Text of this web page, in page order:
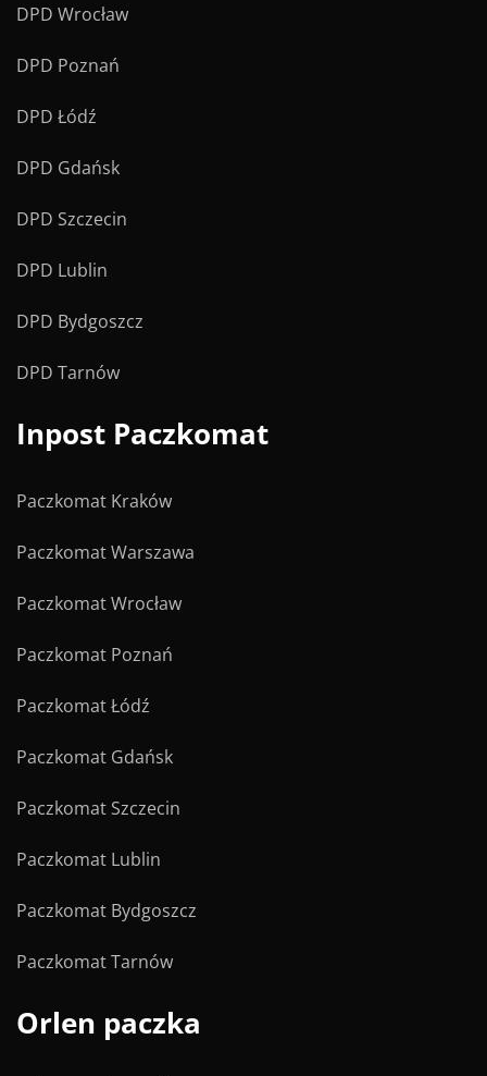
DPD Wrocław
DPD Poznań
DPD Łódź
DPD Gdańsk
DPD Szczecin
DPD Lublin
DPD Bydgoszcz
DPD Tarnów
Inpost Paczkomat
Paczkomat Kraków
Paczkomat Warszawa
Paczkomat Wrocław
Paczkomat Poznań
Paczkomat Łódź
Paczkomat Gdańsk
Paczkomat Szczecin
Paczkomat Lublin
Paczkomat Bydgoszcz
Paczkomat Tarnów
Orlen paczka